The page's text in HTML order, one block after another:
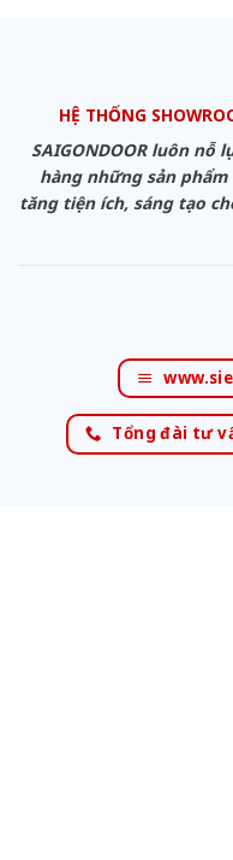
HỆ THỐNG
SAIGONDOOR luôn nỗ
hàng những sản
tăng tiện ích, sáng tạo
Tổng đài tư